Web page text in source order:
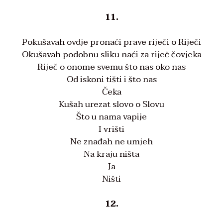
11.
Pokušavah ovdje pronaći prave riječi o Riječi
Okušavah podobnu sliku naći za riječ čovjeka
Riječ o onome svemu što nas oko nas
Od iskoni tišti i što nas
Čeka
Kušah urezat slovo o Slovu
Što u nama vapije
I vrišti
Ne znađah ne umjeh
Na kraju ništa
Ja
Ništi
12.